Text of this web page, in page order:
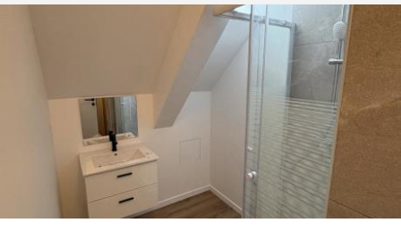
KN 5823
🏡 la colocation que tout le monde va s’ARRACHER À NAMUR ! 🌇
✨ Vous cherchez une colocation spacieuse, moderne et avec une
vue exceptionnelle ? Ne cherchez plus ! Situé Rue Notre-Dame à
Namur, au cœur d’une petite copropriété entièrement rénovée
de seulement 10 appartements, ce superbe appartement...